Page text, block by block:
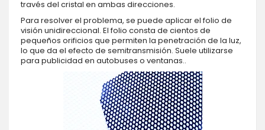
través del cristal en ambas direcciones.
Para resolver el problema, se puede aplicar el folio de
visión unidireccional. El folio consta de cientos de
pequeños orificios que permiten la penetración de la luz,
lo que da el efecto de semitransmisión. Suele utilizarse
para publicidad en autobuses o ventanas..